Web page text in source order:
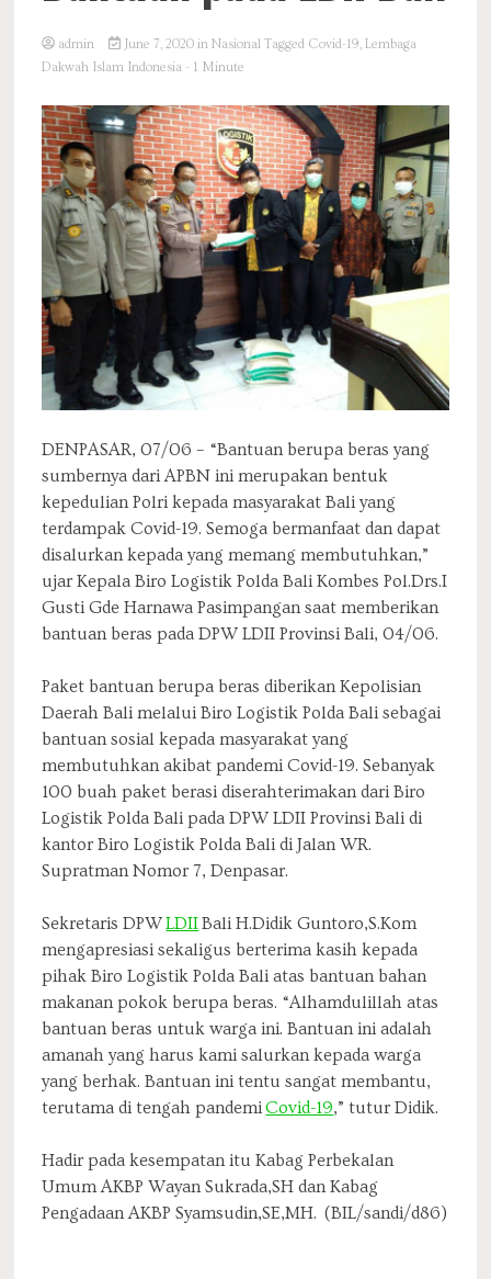
admin June 7, 2020 in Nasional Tagged Covid-19 Lembaga
Dakwah Islam Indonesia - 1 Minute
DENPASAR, 07/06 – “Bantuan berupa beras yang
sumbernya dari APBN ini merupakan bentuk
kepedulian Polri kepada masyarakat Bali yang
terdampak Covid-19. Semoga bermanfaat dan dapat
disalurkan kepada yang memang membutuhkan,”
ujar Kepala Biro Logistik Polda Bali Kombes Pol.Drs.I
Gusti Gde Harnawa Pasimpangan saat memberikan
bantuan beras pada DPW LDII Provinsi Bali, 04/06.
Paket bantuan berupa beras diberikan Kepolisian
Daerah Bali melalui Biro Logistik Polda Bali sebagai
bantuan sosial kepada masyarakat yang
membutuhkan akibat pandemi Covid-19. Sebanyak
100 buah paket berasi diserahterimakan dari Biro
Logistik Polda Bali pada DPW LDII Provinsi Bali di
kantor Biro Logistik Polda Bali di Jalan WR.
Supratman Nomor 7, Denpasar.
Sekretaris DPWLDIIBali H.Didik Guntoro,S.Kom
mengapresiasi sekaligus berterima kasih kepada
pihak Biro Logistik Polda Bali atas bantuan bahan
makanan pokok berupa beras. “Alhamdulillah atas
bantuan beras untuk warga ini. Bantuan ini adalah
amanah yang harus kami salurkan kepada warga
yang berhak. Bantuan ini tentu sangat membantu,
terutama di tengah pandemiCovid-19,” tutur Didik.
Hadir pada kesempatan itu Kabag Perbekalan
Umum AKBP Wayan Sukrada,SH dan Kabag
Pengadaan AKBP Syamsudin,SE,MH. (BIL/sandi/d86)